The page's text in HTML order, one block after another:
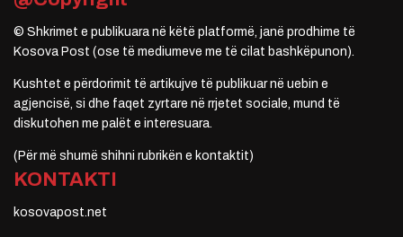
© Shkrimet e publikuara në këtë platformë, janë prodhime të
Kosova Post (ose të mediumeve me të cilat bashkëpunon).
Kushtet e përdorimit të artikujve të publikuar në uebin e
agjencisë, si dhe faqet zyrtare në rrjetet sociale, mund të
diskutohen me palët e interesuara.
(Për më shumë shihni rubrikën e kontaktit)
KONTAKTI
kosovapost.net